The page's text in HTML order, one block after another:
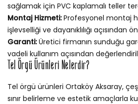
sağlamak için PVC kaplamalı teller
Montaj Hizmeti:Profesyonel montaj
işlevselliği ve dayanıklılığı açısından
Garanti:Üretici firmanın sunduğu
vadeli kullanım açısından
Tel Örgü Ürünleri Nelerdir?
Tel örgü ürünleri Ortaköy Aksaray,
sınır belirleme ve estetik amaçlarla